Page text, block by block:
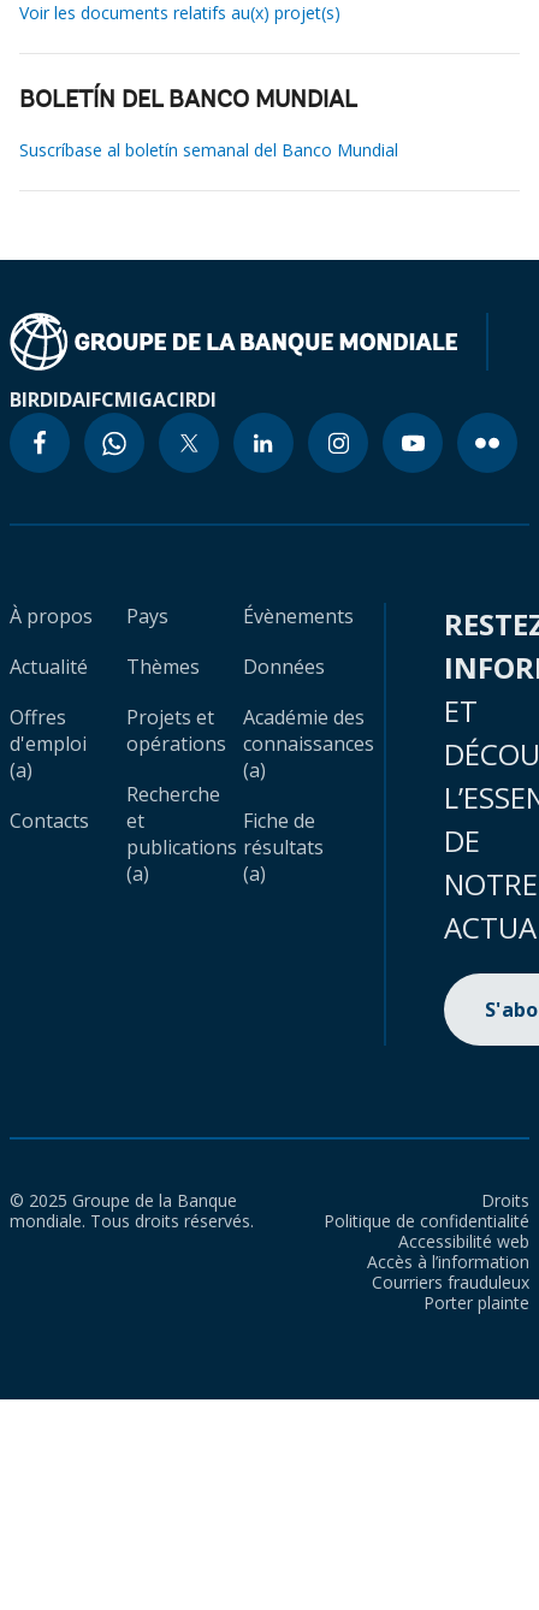
Voir les documents relatifs au(x) projet(s)
BOLETÍN DEL BANCO MUNDIAL
Suscríbase al boletín semanal del Banco Mundial
BIRDIDAIFCMIGACIRDI
À propos
Actualité
Offres
d'emploi
(a)
Contacts
Pays
Thèmes
Projets et
opérations
Recherche
et
publications
(a)
Évènements
Données
Académie des
connaissances
(a)
Fiche de
résultats
(a)
ET
DE
NOTRE
© 2025 Groupe de la Banque
mondiale. Tous droits réservés.
Droits
Politique de confidentialité
Accessibilité web
Accès à l’information
Courriers frauduleux
Porter plainte